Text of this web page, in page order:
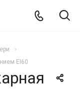
EI60